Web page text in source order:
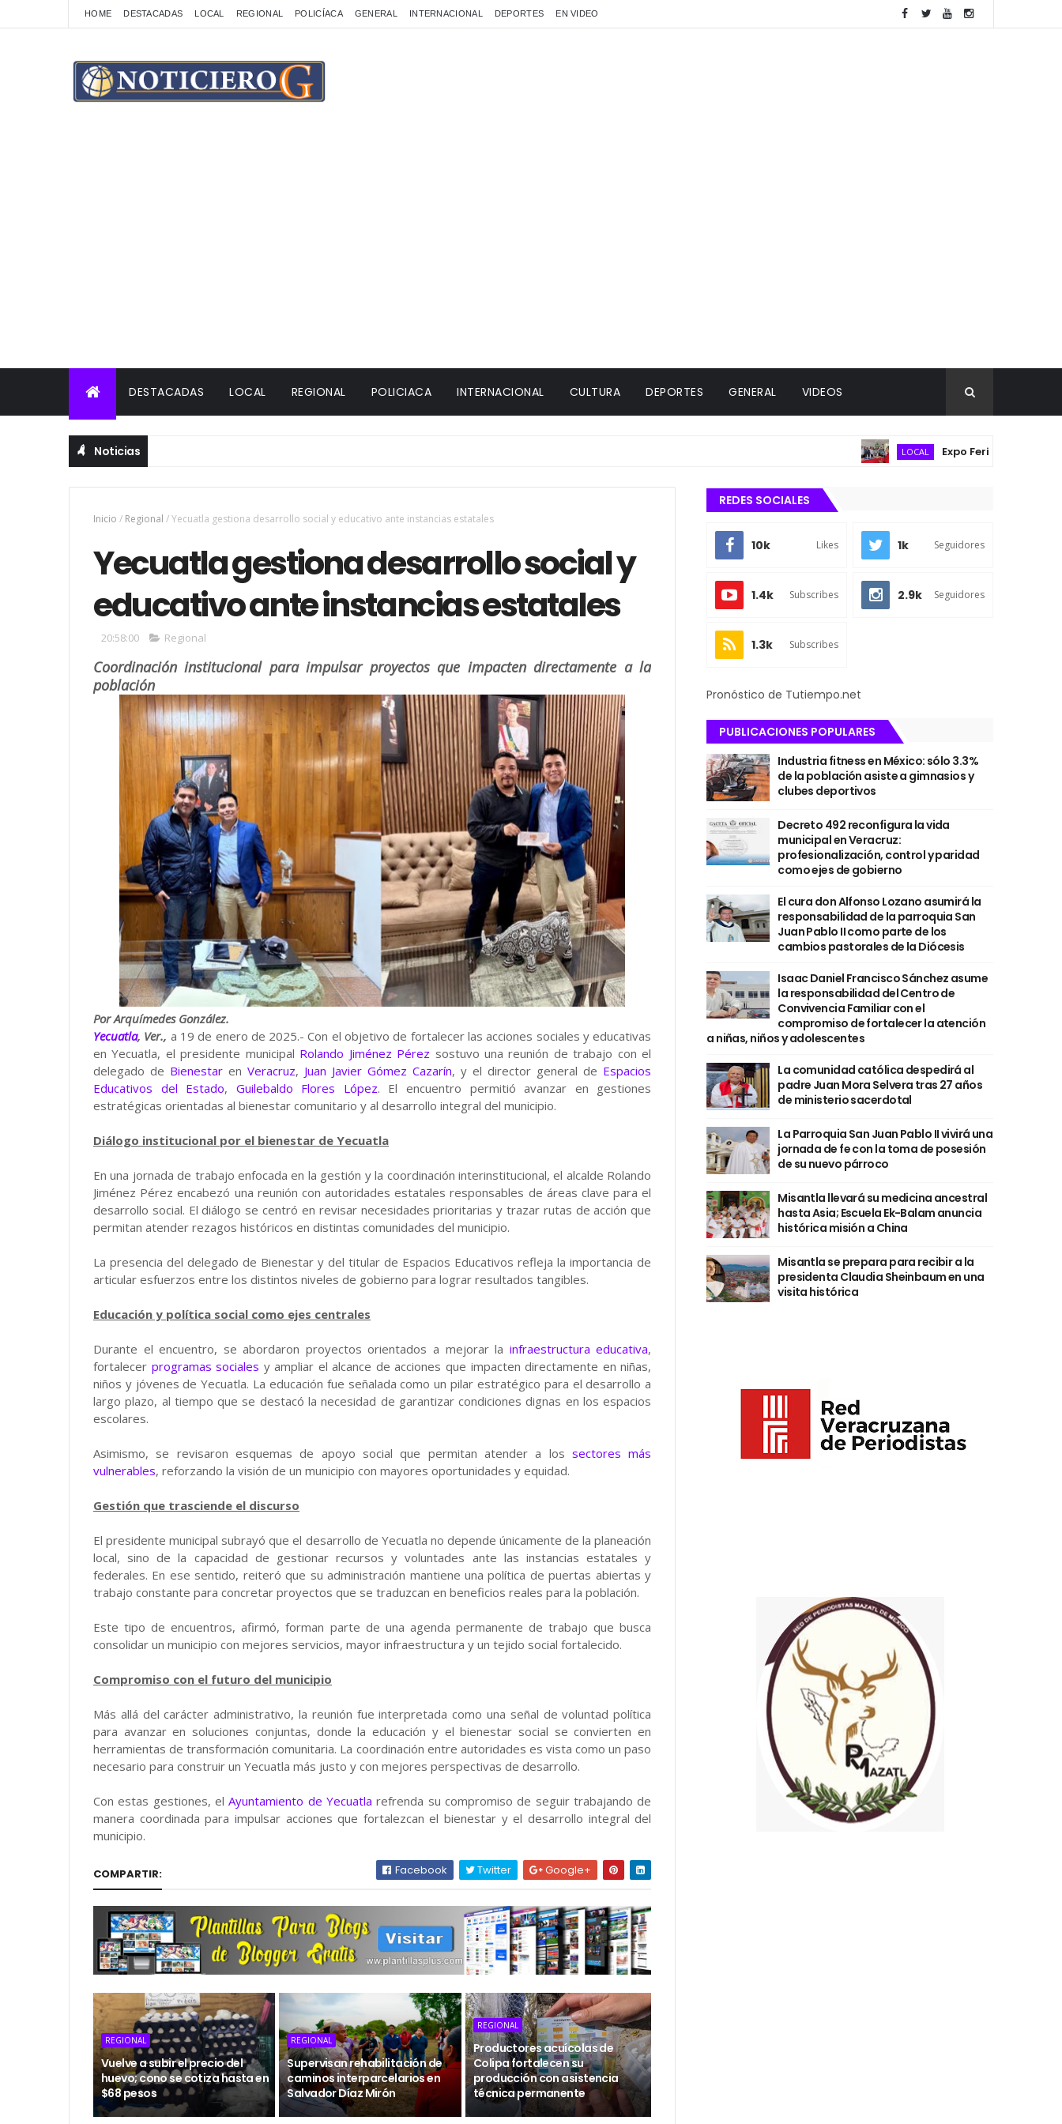
HOME DESTACADAS LOCAL REGIONAL POLICÍACA GENERAL INTERNACIONAL DEPORTES EN VIDEO
DESTACADAS LOCAL REGIONAL POLICIACA INTERNACIONAL CULTURA DEPORTES GENERAL VIDEOS
Noticias LOCAL Expo Feria Agropecuaria
Inicio / Regional /Yecuatla gestiona desarrollo social y educativo ante instancias estatales
Yecuatla gestiona desarrollo social y
educativo ante instancias estatales
20:58:00 Regional
Coordinación institucional para impulsar proyectos que impacten directamente a la
población
Por Arquímedes González.
Yecuatla, Ver., a 19 de enero de 2025.- Con el objetivo de fortalecer las acciones sociales y educativas
en Yecuatla, el presidente municipal Rolando Jiménez Pérez sostuvo una reunión de trabajo con el
delegado de Bienestar enVeracruz, Juan Javier Gómez Cazarín, y el director general de Espacios
Educativos del Estado, Guilebaldo Flores López. El encuentro permitió avanzar en gestiones
estratégicas orientadas al bienestar comunitario y al desarrollo integral del municipio.
Diálogo institucional por el bienestar de Yecuatla
En una jornada de trabajo enfocada en la gestión y la coordinación interinstitucional, el alcalde Rolando
Jiménez Pérez encabezó una reunión con autoridades estatales responsables de áreas clave para el
desarrollo social. El diálogo se centró en revisar necesidades prioritarias y trazar rutas de acción que
permitan atender rezagos históricos en distintas comunidades del municipio.
La presencia del delegado de Bienestar y del titular de Espacios Educativos refleja la importancia de
articular esfuerzos entre los distintos niveles de gobierno para lograr resultados tangibles.
Educación y política social como ejes centrales
Durante el encuentro, se abordaron proyectos orientados a mejorar la infraestructura educativa,
fortalecer programas sociales y ampliar el alcance de acciones que impacten directamente en niñas,
niños y jóvenes de Yecuatla. La educación fue señalada como un pilar estratégico para el desarrollo a
largo plazo, al tiempo que se destacó la necesidad de garantizar condiciones dignas en los espacios
escolares.
Asimismo, se revisaron esquemas de apoyo social que permitan atender a los sectores más
vulnerables, reforzando la visión de un municipio con mayores oportunidades y equidad.
Gestión que trasciende el discurso
El presidente municipal subrayó que el desarrollo de Yecuatla no depende únicamente de la planeación
local, sino de la capacidad de gestionar recursos y voluntades ante las instancias estatales y
federales. En ese sentido, reiteró que su administración mantiene una política de puertas abiertas y
trabajo constante para concretar proyectos que se traduzcan en beneficios reales para la población.
Este tipo de encuentros, afirmó, forman parte de una agenda permanente de trabajo que busca
consolidar un municipio con mejores servicios, mayor infraestructura y un tejido social fortalecido.
Compromiso con el futuro del municipio
Más allá del carácter administrativo, la reunión fue interpretada como una señal de voluntad política
para avanzar en soluciones conjuntas, donde la educación y el bienestar social se convierten en
herramientas de transformación comunitaria. La coordinación entre autoridades es vista como un paso
necesario para construir un Yecuatla más justo y con mejores perspectivas de desarrollo.
Con estas gestiones, elAyuntamiento de Yecuatla refrenda su compromiso de seguir trabajando de
manera coordinada para impulsar acciones que fortalezcan el bienestar y el desarrollo integral del
municipio.
COMPARTIR: Facebook Twitter Google+
REGIONAL
Vuelve a subir el precio del
huevo; cono se cotiza hasta en
$68 pesos
REGIONAL
Supervisan rehabilitación de
caminos interparcelarios en
Salvador Díaz Mirón
REGIONAL
Productores acuícolas de
Colipa fortalecen su
producción con asistencia
técnica permanente
REDES SOCIALES
10k Likes 1k Seguidores
1.4k Subscribes 2.9k Seguidores
1.3k Subscribes
Pronóstico de Tutiempo.net
PUBLICACIONES POPULARES
Industria fitness en México: sólo 3.3%
de la población asiste a gimnasios y
clubes deportivos
Decreto 492 reconfigura la vida
municipal en Veracruz:
profesionalización, control y paridad
como ejes de gobierno
El cura don Alfonso Lozano asumirá la
responsabilidad de la parroquia San
Juan Pablo II como parte de los
cambios pastorales de la Diócesis
Isaac Daniel Francisco Sánchez asume
la responsabilidad del Centro de
Convivencia Familiar con el
compromiso de fortalecer la atención
a niñas, niños y adolescentes
La comunidad católica despedirá al
padre Juan Mora Selvera tras 27 años
de ministerio sacerdotal
La Parroquia San Juan Pablo II vivirá una
jornada de fe con la toma de posesión
de su nuevo párroco
Misantla llevará su medicina ancestral
hasta Asia; Escuela Ek-Balam anuncia
histórica misión a China
Misantla se prepara para recibir a la
presidenta Claudia Sheinbaum en una
visita histórica